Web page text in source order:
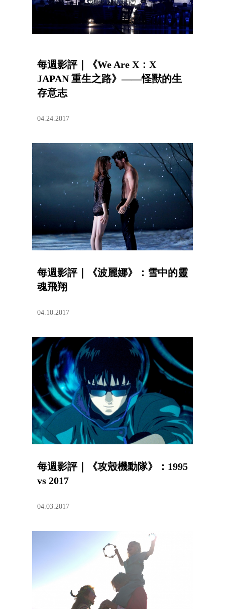
每週影評｜《We Are X：X
JAPAN 重生之路》——怪獸的生
存意志
04.24.2017
每週影評｜《波麗娜》：雪中的靈
魂飛翔
04.10.2017
每週影評｜《攻殼機動隊》：1995
vs 2017
04.03.2017